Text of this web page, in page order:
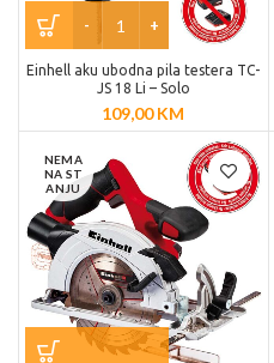
Einhell aku ubodna pila testera TC-
JS 18 Li – Solo
109,00KM
NEMA
NA ST
ANJU